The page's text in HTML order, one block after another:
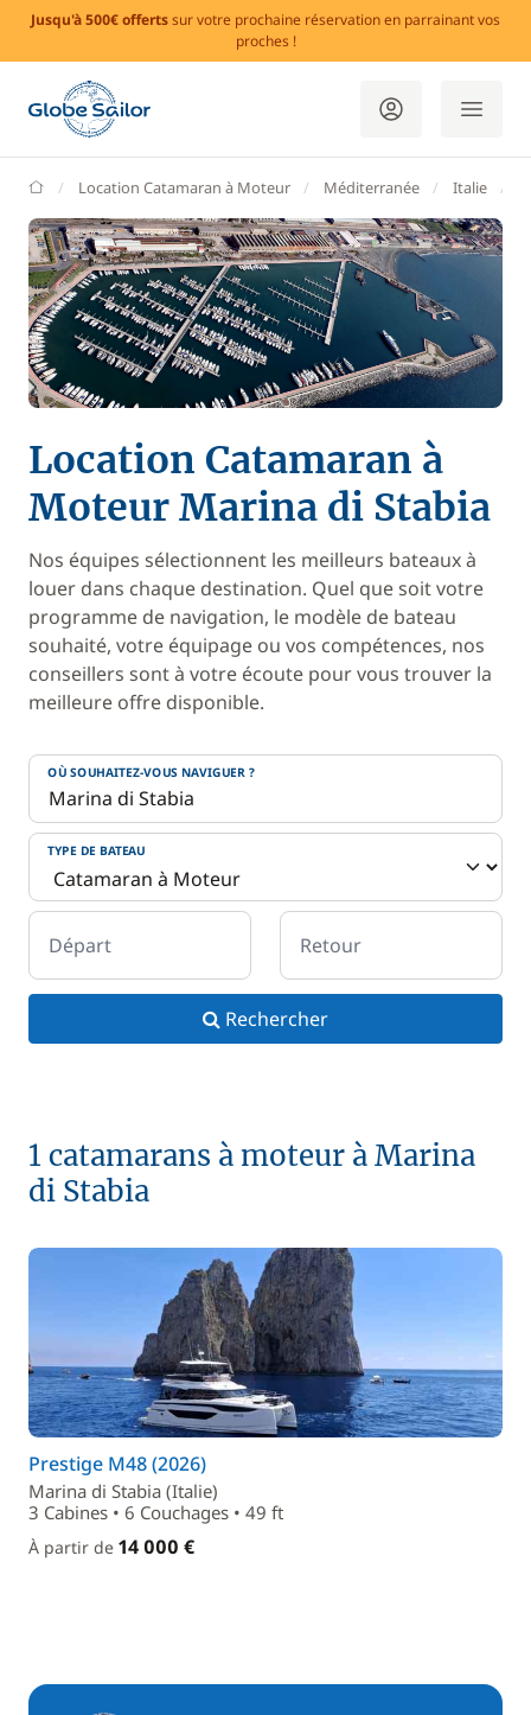
Jusqu'à 500€ offertssur votre prochaine réservation en parrainant vos
proches !
GlobeSailor
Location Catamaran à Moteur Méditerranée Italie
Location Catamaran à
Moteur Marina di Stabia
Nos équipes sélectionnent les meilleurs bateaux à
louer dans chaque destination. Quel que soit votre
programme de navigation, le modèle de bateau
souhaité, votre équipage ou vos compétences, nos
conseillers sont à votre écoute pour vous trouver la
meilleure offre disponible.
OÙ SOUHAITEZ-VOUS NAVIGUER ?
TYPE DE BATEAU
Départ Retour
Rechercher
1 catamarans à moteur à Marina
di Stabia
Prestige M48 (2026)
Marina di Stabia (Italie)
3 Cabines • 6 Couchages • 49 ft
À partir de 14 000 €